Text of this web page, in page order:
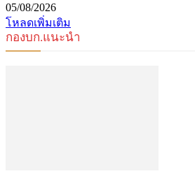
05/08/2026
โหลดเพิ่มเติม
กองบก.แนะนำ